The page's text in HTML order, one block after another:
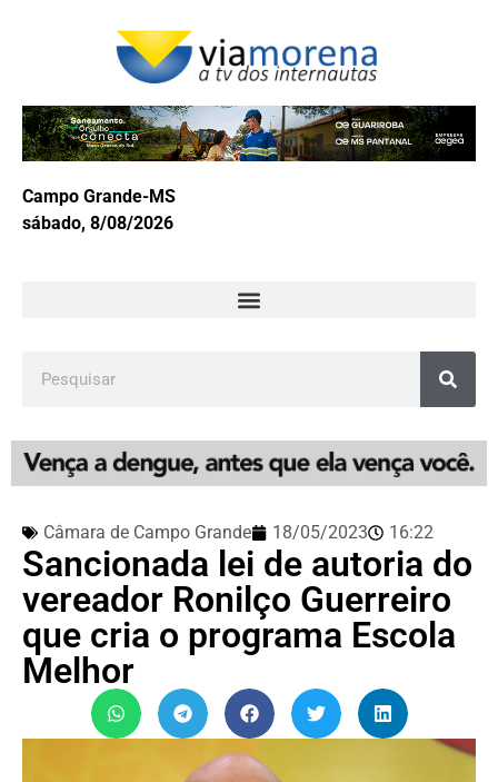
Campo Grande-MS
sábado, 8/08/2026
Câmara de Campo Grande 18/05/2023 16:22
Sancionada lei de autoria do
vereador Ronilço Guerreiro
que cria o programa Escola
Melhor